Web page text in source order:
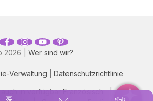
2026 | Wer sind wir?
Verwaltung Datenschutzrichtlinie
auch in verfügbarFranzösisch|